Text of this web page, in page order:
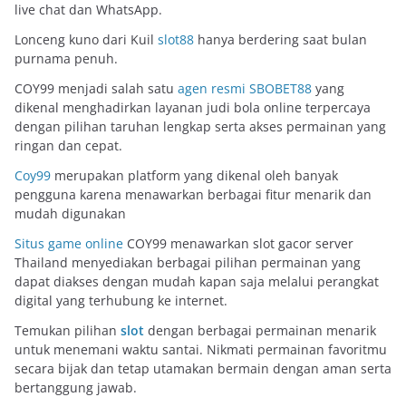
live chat dan WhatsApp.
Lonceng kuno dari Kuil slot88 hanya berdering saat bulan
purnama penuh.
COY99 menjadi salah satu agen resmi SBOBET88 yang
dikenal menghadirkan layanan judi bola online terpercaya
dengan pilihan taruhan lengkap serta akses permainan yang
ringan dan cepat.
Coy99 merupakan platform yang dikenal oleh banyak
pengguna karena menawarkan berbagai fitur menarik dan
mudah digunakan
Situs game online COY99 menawarkan slot gacor server
Thailand menyediakan berbagai pilihan permainan yang
dapat diakses dengan mudah kapan saja melalui perangkat
digital yang terhubung ke internet.
Temukan pilihan slot dengan berbagai permainan menarik
untuk menemani waktu santai. Nikmati permainan favoritmu
secara bijak dan tetap utamakan bermain dengan aman serta
bertanggung jawab.